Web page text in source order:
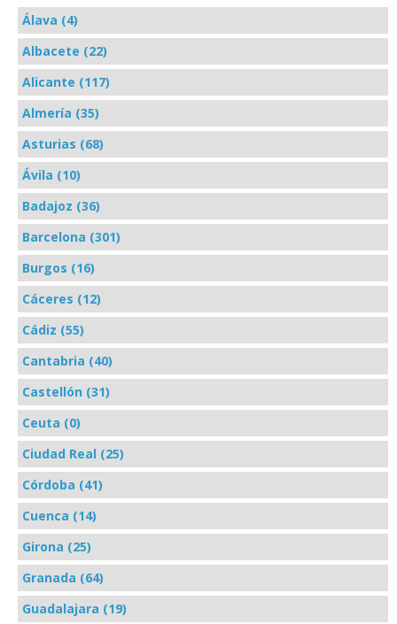
Álava (4)
Albacete (22)
Alicante (117)
Almería (35)
Asturias (68)
Ávila (10)
Badajoz (36)
Barcelona (301)
Burgos (16)
Cáceres (12)
Cádiz (55)
Cantabria (40)
Castellón (31)
Ceuta (0)
Ciudad Real (25)
Córdoba (41)
Cuenca (14)
Girona (25)
Granada (64)
Guadalajara (19)